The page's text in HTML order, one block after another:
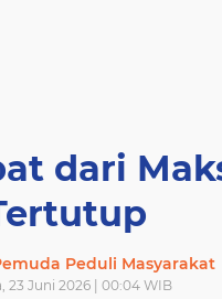
dari
Peduli Masyarakat
23 Juni 2026 | 00:04 WIB